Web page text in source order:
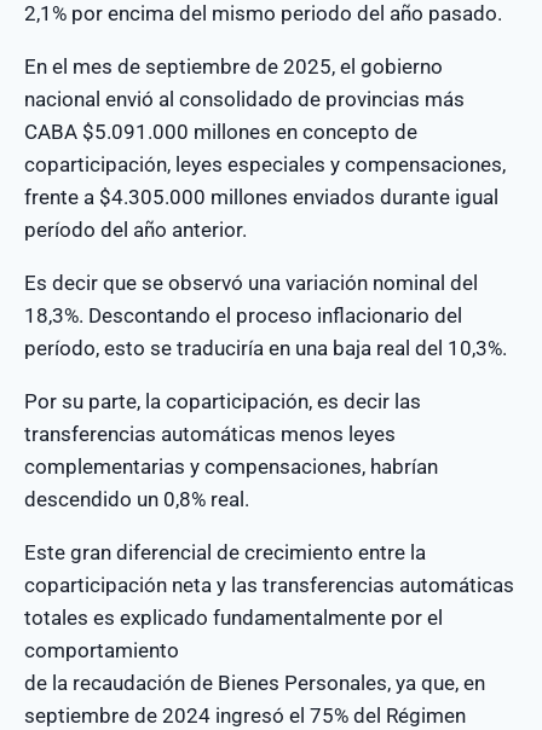
2,1% por encima del mismo periodo del año pasado.
En el mes de septiembre de 2025, el gobierno
nacional envió al consolidado de provincias más
CABA $5.091.000 millones en concepto de
coparticipación, leyes especiales y compensaciones,
frente a $4.305.000 millones enviados durante igual
período del año anterior.
Es decir que se observó una variación nominal del
18,3%. Descontando el proceso inflacionario del
período, esto se traduciría en una baja real del 10,3%.
Por su parte, la coparticipación, es decir las
transferencias automáticas menos leyes
complementarias y compensaciones, habrían
descendido un 0,8% real.
Este gran diferencial de crecimiento entre la
coparticipación neta y las transferencias automáticas
totales es explicado fundamentalmente por el
comportamiento
de la recaudación de Bienes Personales, ya que, en
septiembre de 2024 ingresó el 75% del Régimen